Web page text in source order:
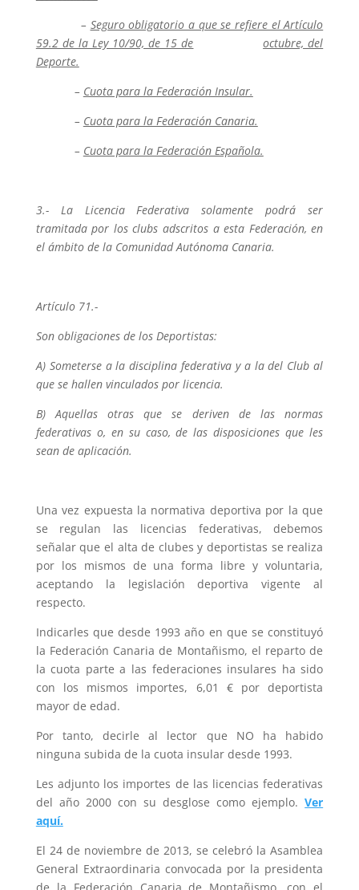
– Seguro obligatorio a que se refiere el Artículo
59.2 de la Ley 10/90, de 15 de
octubre, del
Deporte.
– Cuota para la Federación Insular.
– Cuota para la Federación Canaria.
– Cuota para la Federación Española.
3.- La Licencia Federativa solamente podrá ser
tramitada por los clubs adscritos a esta Federación, en
el ámbito de la Comunidad Autónoma Canaria.
Artículo 71.-
Son obligaciones de los Deportistas:
A) Someterse a la disciplina federativa y a la del Club al
que se hallen vinculados por licencia.
B) Aquellas otras que se deriven de las normas
federativas o, en su caso, de las disposiciones que les
sean de aplicación.
Una vez expuesta la normativa deportiva por la que
se regulan las licencias federativas, debemos
señalar que el alta de clubes y deportistas se realiza
por los mismos de una forma libre y voluntaria,
aceptando la legislación deportiva vigente al
respecto.
Indicarles que desde 1993 año en que se constituyó
la Federación Canaria de Montañismo, el reparto de
la cuota parte a las federaciones insulares ha sido
con los mismos importes, 6,01 € por deportista
mayor de edad.
Por tanto, decirle al lector que NO ha habido
ninguna subida de la cuota insular desde 1993.
Les adjunto los importes de las licencias federativas
del año 2000 con su desglose como ejemplo.Ver
aquí.
El 24 de noviembre de 2013, se celebró la Asamblea
General Extraordinaria convocada por la presidenta